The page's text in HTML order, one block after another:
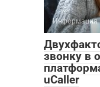
Информация
звонку в
uCaller